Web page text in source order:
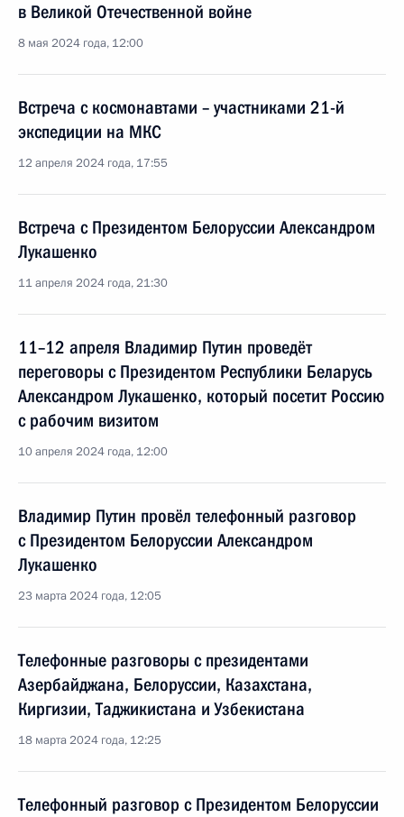
в Великой Отечественной войне
8 мая 2024 года, 12:00
Встреча с космонавтами – участниками 21-й
экспедиции на МКС
12 апреля 2024 года, 17:55
Встреча с Президентом Белоруссии Александром
Лукашенко
11 апреля 2024 года, 21:30
11–12 апреля Владимир Путин проведёт
переговоры с Президентом Республики Беларусь
Александром Лукашенко, который посетит Россию
с рабочим визитом
10 апреля 2024 года, 12:00
Владимир Путин провёл телефонный разговор
с Президентом Белоруссии Александром
Лукашенко
23 марта 2024 года, 12:05
Телефонные разговоры с президентами
Азербайджана, Белоруссии, Казахстана,
Киргизии, Таджикистана и Узбекистана
18 марта 2024 года, 12:25
Телефонный разговор с Президентом Белоруссии